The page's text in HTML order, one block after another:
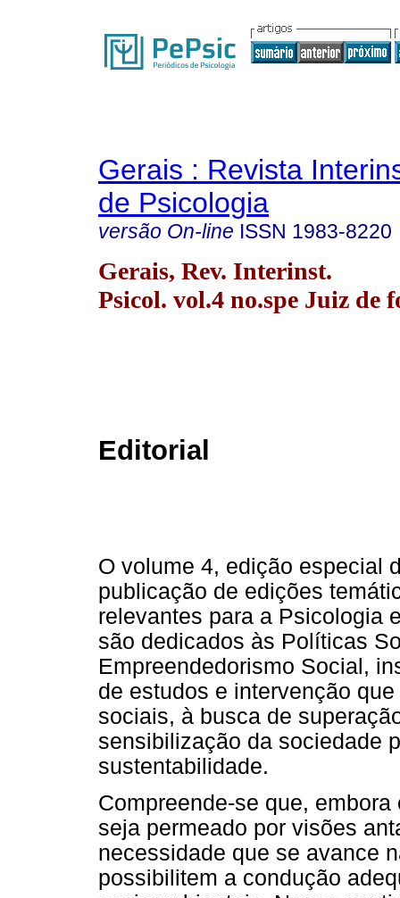
Gerais : Revista
de Psicologia
versão On-line ISSN 1983-8220
Gerais, Rev. Interinst.
Psicol. vol.4 no.spe Juiz de
Editorial
O volume 4, edição especial
publicação de edições
relevantes para a Psicologia
são dedicados às Políticas
Empreendedorismo Social,
de estudos e intervenção
sociais, à busca de
sensibilização da sociedade
sustentabilidade.
Compreende-se que,
seja permeado por visões
necessidade que se avance
possibilitem a condução